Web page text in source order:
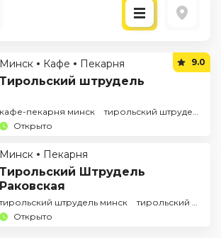
Минск Кафе Пекарня
Тирольский штрудель
9.0
кафе-пекарня минск
тирольский штрудель минск
Открыто
Минск Пекарня
Тирольский Штрудель
Раковская
тирольский штрудель минск
тирольский штрудель раковская
Открыто